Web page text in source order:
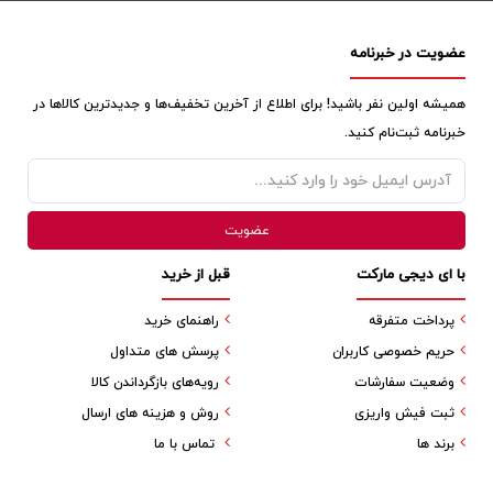
عضویت در خبرنامه
همیشه اولین نفر باشید! برای اطلاع از آخرین تخفیف‌ها و جدیدترین کالاها در
خبرنامه ثبت‌نام کنید.
قبل از خرید
راهنمای خرید
پرسش های متداول
رویه‌های بازگرداندن کالا
روش و هزینه های ارسال
تماس با ما
با ای دیجی مارکت
پرداخت متفرقه
حریم خصوصی کاربران
وضعیت سفارشات
ثبت فیش واریزی
برند ها